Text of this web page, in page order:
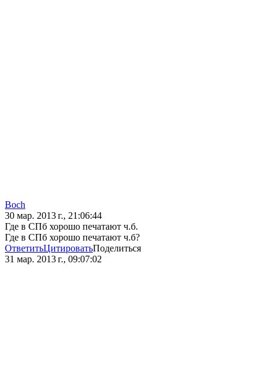
Boch
30 мар. 2013 г., 21:06:44
Где в СПб хорошо печатают ч.б.
Где в СПб хорошо печатают ч.б?
ОтветитьЦитироватьПоделиться
31 мар. 2013 г., 09:07:02